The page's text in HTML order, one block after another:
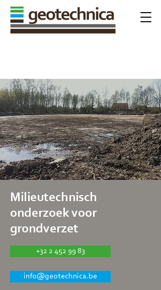
Milieutechnisch
onderzoek voor
grondverzet
+32 2 452 99 83
info@geotechnica.be